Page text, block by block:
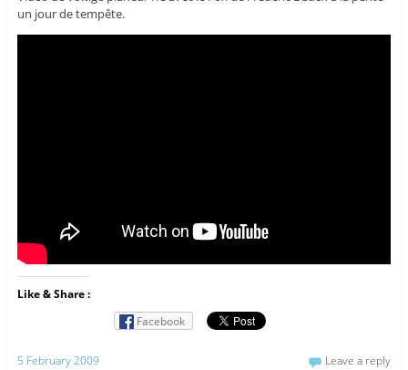
un jour de tempête.
Like & Share :
Facebook
5 February 2009 Leave a reply